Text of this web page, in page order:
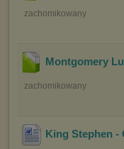
zachomikowany
Montgomery
zachomikowany
King Stephen -